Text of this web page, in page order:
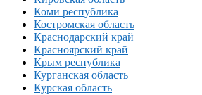
Коми республика
Костромская область
Краснодарский край
Красноярский край
Крым республика
Курганская область
Курская область